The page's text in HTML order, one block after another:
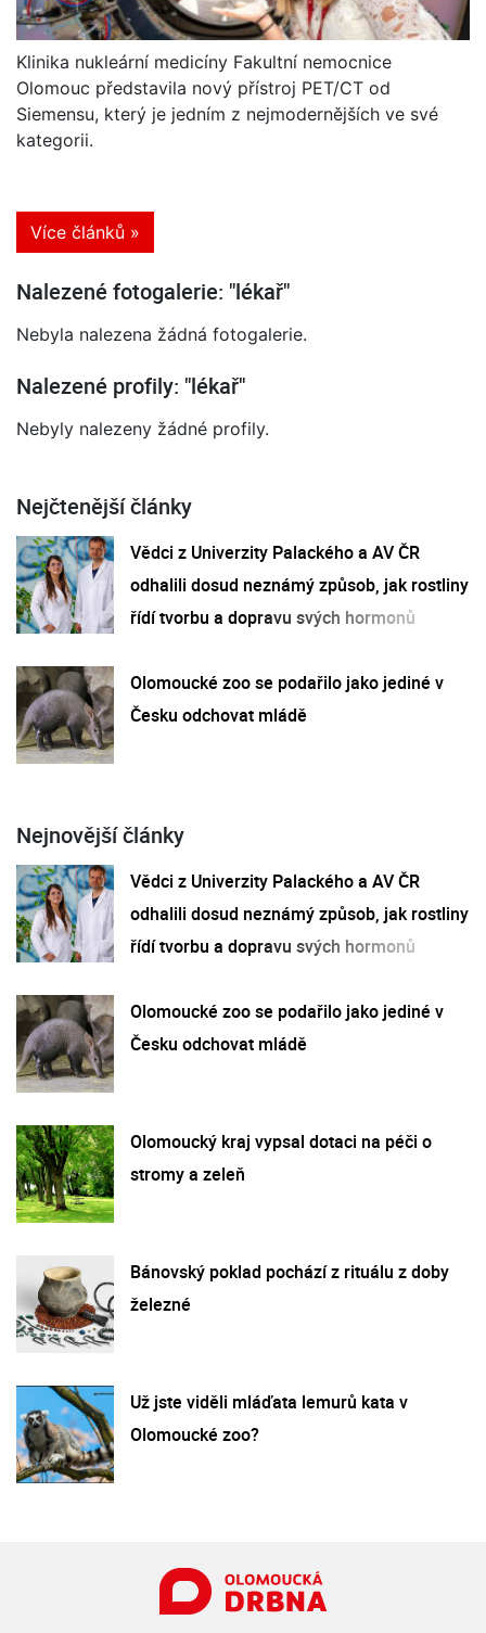
Klinika nukleární medicíny Fakultní nemocnice
Olomouc představila nový přístroj PET/CT od
Siemensu, který je jedním z nejmodernějších ve své
kategorii.
Více článků »
Nalezené fotogalerie: "lékař"
Nebyla nalezena žádná fotogalerie.
Nalezené profily: "lékař"
Nebyly nalezeny žádné profily.
Nejčtenější články
Vědci z Univerzity Palackého a AV ČR
odhalili dosud neznámý způsob, jak rostliny
řídí tvorbu a dopravu svých hormonů
Olomoucké zoo se podařilo jako jediné v
Česku odchovat mládě
Nejnovější články
Vědci z Univerzity Palackého a AV ČR
odhalili dosud neznámý způsob, jak rostliny
řídí tvorbu a dopravu svých hormonů
Olomoucké zoo se podařilo jako jediné v
Česku odchovat mládě
Olomoucký kraj vypsal dotaci na péči o
stromy a zeleň
Bánovský poklad pochází z rituálu z doby
železné
Už jste viděli mláďata lemurů kata v
Olomoucké zoo?